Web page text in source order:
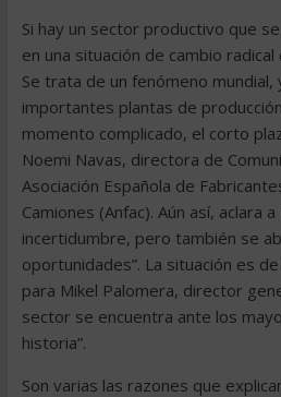
Si hay un sector productivo que
en una situación de cambio
Se trata de un fenómeno mundial,
importantes plantas de
momento complicado, el corto
Noemi Navas, directora de
Asociación Española de
Camiones (Anfac). Aún así, aclara a
incertidumbre, pero también se
oportunidades”. La situación es
para Mikel Palomera, director
sector se encuentra ante los
historia”.
Son varias las razones que